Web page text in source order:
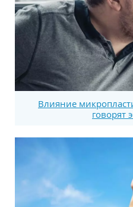
Влияние
говорят